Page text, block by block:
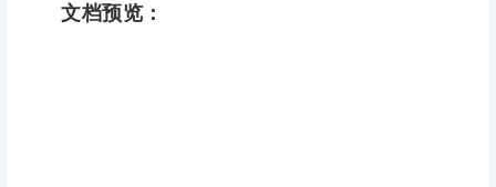
文档预览：